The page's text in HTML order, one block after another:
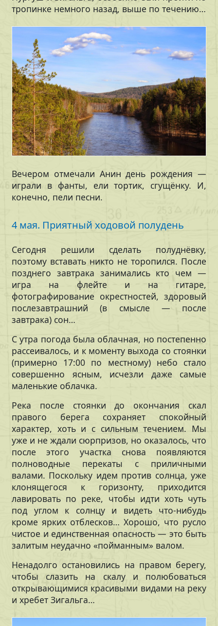
тропинке немного назад, выше по течению…
Вечером отмечали Анин день рождения —
играли в фанты, ели тортик, сгущёнку. И,
конечно, пели песни.
4 мая. Приятный ходовой полудень
Сегодня решили сделать полуднёвку,
поэтому вставать никто не торопился. После
позднего завтрака занимались кто чем —
игра на флейте и на гитаре,
фотографирование окрестностей, здоровый
послезавтрашний (в смысле — после
завтрака) сон…
С утра погода была облачная, но постепенно
рассеивалось, и к моменту выхода со стоянки
(примерно 17:00 по местному) небо стало
совершенно ясным, исчезли даже самые
маленькие облачка.
Река после стоянки до окончания скал
правого берега сохраняет спокойный
характер, хоть и с сильным течением. Мы
уже и не ждали сюрпризов, но оказалось, что
после этого участка снова появляются
полноводные перекаты с приличными
валами. Поскольку идем против солнца, уже
клонящегося к горизонту, приходится
лавировать по реке, чтобы идти хоть чуть
под углом к солнцу и видеть что-нибудь
кроме ярких отблесков… Хорошо, что русло
чистое и единственная опасность — это быть
залитым неудачно «пойманным» валом.
Ненадолго остановились на правом берегу,
чтобы слазить на скалу и полюбоваться
открывающимися красивыми видами на реку
и хребет Зигальга…